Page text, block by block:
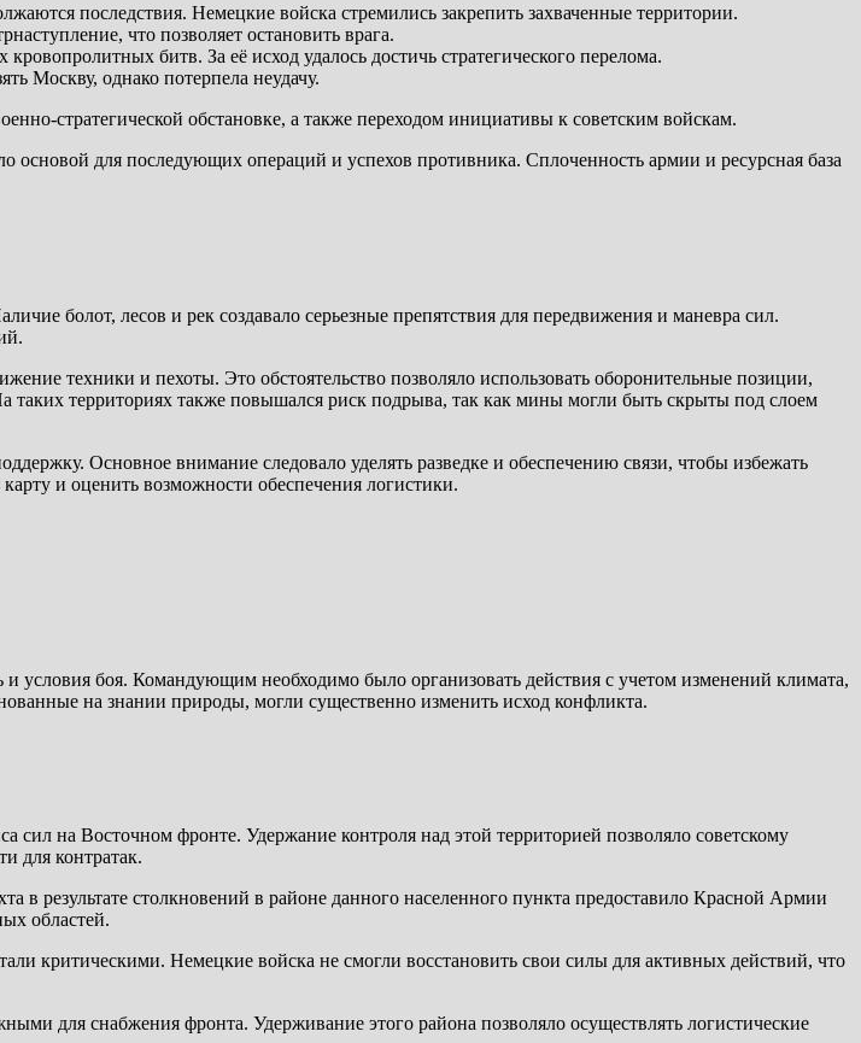
последствия. Немецкие войска стремились закрепить захваченные территории.
что позволяет остановить врага.
битв. За её исход удалось достичь стратегического перелома.
Москву, однако потерпела неудачу.
стратегической обстановке, а также переходом инициативы к советским войскам.
основой для последующих операций и успехов противника. Сплоченность армии и ресурсная база
болот, лесов и рек создавало серьезные препятствия для передвижения и маневра сил.
техники и пехоты. Это обстоятельство позволяло использовать оборонительные позиции,
таких территориях также повышался риск подрыва, так как мины могли быть скрыты под слоем
Основное внимание следовало уделять разведке и обеспечению связи, чтобы избежать
и оценить возможности обеспечения логистики.
боя. Командующим необходимо было организовать действия с учетом изменений климата,
на знании природы, могли существенно изменить исход конфликта.
на Восточном фронте. Удержание контроля над этой территорией позволяло советскому
для контратак.
в результате столкновений в районе данного населенного пункта предоставило Красной Армии
областей.
критическими. Немецкие войска не смогли восстановить свои силы для активных действий, что
для снабжения фронта. Удерживание этого района позволяло осуществлять логистические